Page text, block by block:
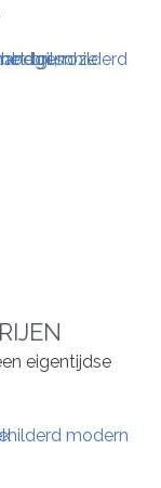
eigentijdse